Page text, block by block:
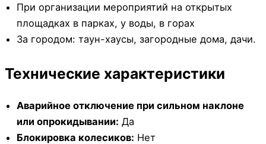
При организации мероприятий на открытых
площадках в парках, у воды, в горах
За городом: таун-хаусы, загородные дома, дачи.
Технические характеристики
Аварийное отключение при сильном наклоне
или опрокидывании: Да
Блокировка колесиков: Нет